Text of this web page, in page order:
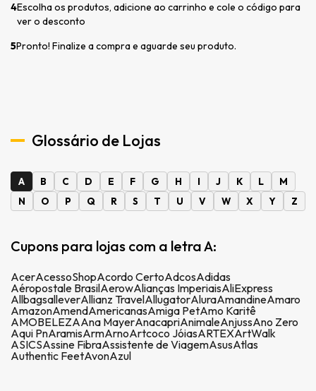
4Escolha os produtos, adicione ao carrinho e cole o código para
ver o desconto
5Pronto! Finalize a compra e aguarde seu produto.
Glossário de Lojas
A B C D E F G H I J K L
M
N
O P Q R S T U V W X Y Z
Cupons para lojas com a letra A:
AcerAcessoShopAcordo CertoAdcosAdidas
Aéropostale BrasilAerowAlianças ImperiaisAliExpress
AllbagsalleverAllianz TravelAllugatorAluraAmandineAmaro
AmazonAmendAmericanasAmiga PetAmo Karitê
AMOBELEZAAna MayerAnacapriAnimaleAnjussAno Zero
Aqui PnAramisArmArnoArtcoco JóiasARTEXArtWalk
ASICSAssine FibraAssistente de ViagemAsusAtlas
Authentic FeetAvonAzul